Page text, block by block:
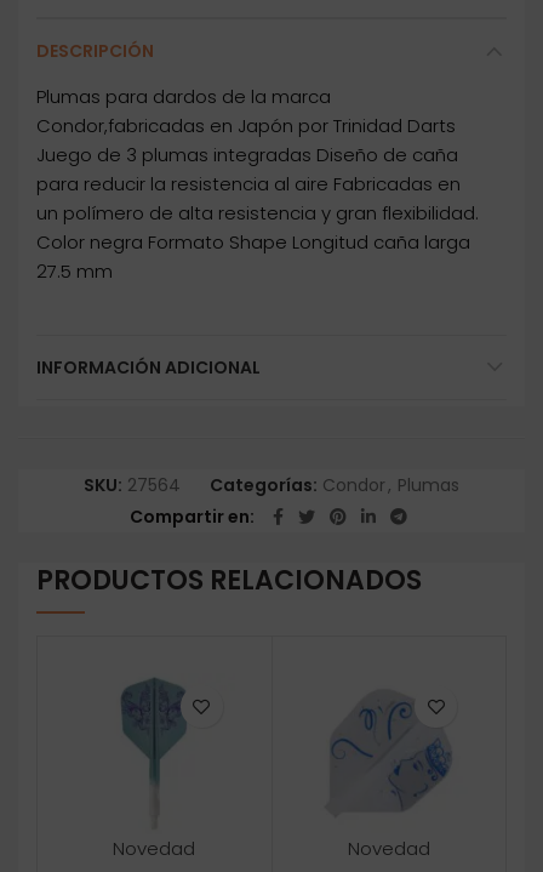
DESCRIPCIÓN
Plumas para dardos de la marca
Condor,fabricadas en Japón por Trinidad Darts
Juego de 3 plumas integradas Diseño de caña
para reducir la resistencia al aire Fabricadas en
un polímero de alta resistencia y gran flexibilidad.
Color negra Formato Shape Longitud caña larga
27.5 mm
INFORMACIÓN ADICIONAL
SKU: 27564 Categorías: Condor, Plumas
Compartir en
PRODUCTOS RELACIONADOS
Novedad Novedad